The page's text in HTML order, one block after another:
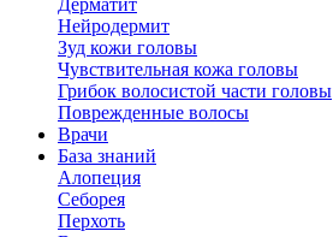
Дерматит
Нейродермит
Зуд кожи головы
Чувствительная кожа головы
Грибок волосистой части головы
Поврежденные волосы
Врачи
База знаний
Алопеция
Себорея
Перхоть